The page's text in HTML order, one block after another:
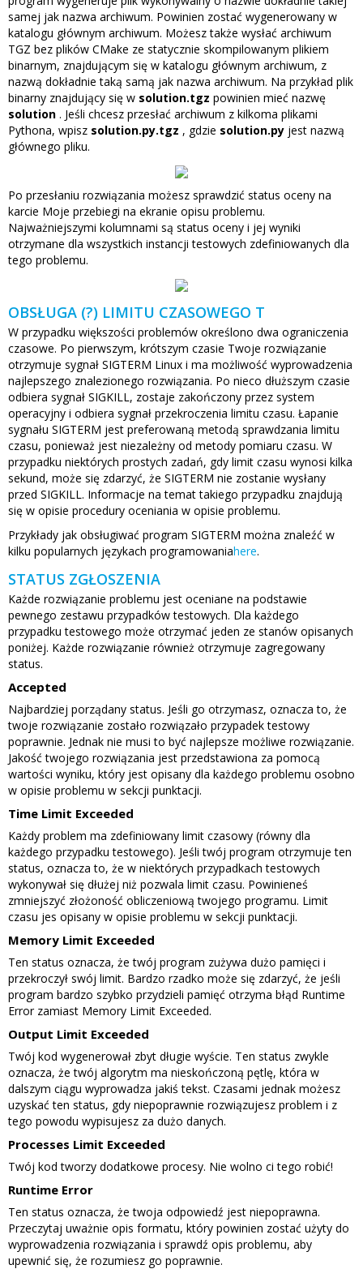
samej jak nazwa archiwum. Powinien zostać wygenerowany w
katalogu głównym archiwum. Możesz także wysłać archiwum
TGZ bez plików CMake ze statycznie skompilowanym plikiem
binarnym, znajdującym się w katalogu głównym archiwum, z
nazwą dokładnie taką samą jak nazwa archiwum. Na przykład plik
binarny znajdujący się w solution.tgz powinien mieć nazwę
solution . Jeśli chcesz przesłać archiwum z kilkoma plikami
Pythona, wpisz solution.py.tgz , gdzie solution.py jest nazwą
głównego pliku.
Po przesłaniu rozwiązania możesz sprawdzić status oceny na
karcie Moje przebiegi na ekranie opisu problemu.
Najważniejszymi kolumnami są status oceny i jej wyniki
otrzymane dla wszystkich instancji testowych zdefiniowanych dla
tego problemu.
OBSŁUGA (?) LIMITU CZASOWEGO T
W przypadku większości problemów określono dwa ograniczenia
czasowe. Po pierwszym, krótszym czasie Twoje rozwiązanie
otrzymuje sygnał SIGTERM Linux i ma możliwość wyprowadzenia
najlepszego znalezionego rozwiązania. Po nieco dłuższym czasie
odbiera sygnał SIGKILL, zostaje zakończony przez system
operacyjny i odbiera sygnał przekroczenia limitu czasu. Łapanie
sygnału SIGTERM jest preferowaną metodą sprawdzania limitu
czasu, ponieważ jest niezależny od metody pomiaru czasu. W
przypadku niektórych prostych zadań, gdy limit czasu wynosi kilka
sekund, może się zdarzyć, że SIGTERM nie zostanie wysłany
przed SIGKILL. Informacje na temat takiego przypadku znajdują
się w opisie procedury oceniania w opisie problemu.
Przykłady jak obsługiwać program SIGTERM można znaleźć w
kilku popularnych językach programowaniahere.
STATUS ZGŁOSZENIA
Każde rozwiązanie problemu jest oceniane na podstawie
pewnego zestawu przypadków testowych. Dla każdego
przypadku testowego może otrzymać jeden ze stanów opisanych
poniżej. Każde rozwiązanie również otrzymuje zagregowany
status.
Accepted
Najbardziej porządany status. Jeśli go otrzymasz, oznacza to, że
twoje rozwiązanie zostało rozwiązało przypadek testowy
poprawnie. Jednak nie musi to być najlepsze możliwe rozwiązanie.
Jakość twojego rozwiązania jest przedstawiona za pomocą
wartości wyniku, który jest opisany dla każdego problemu osobno
w opisie problemu w sekcji punktacji.
Time Limit Exceeded
Każdy problem ma zdefiniowany limit czasowy (równy dla
każdego przypadku testowego). Jeśli twój program otrzymuje ten
status, oznacza to, że w niektórych przypadkach testowych
wykonywał się dłużej niż pozwala limit czasu. Powinieneś
zmniejszyć złożoność obliczeniową twojego programu. Limit
czasu jes opisany w opisie problemu w sekcji punktacji.
Memory Limit Exceeded
Ten status oznacza, że twój program zużywa dużo pamięci i
przekroczył swój limit. Bardzo rzadko może się zdarzyć, że jeśli
program bardzo szybko przydzieli pamięć otrzyma błąd Runtime
Error zamiast Memory Limit Exceeded.
Output Limit Exceeded
Twój kod wygenerował zbyt długie wyście. Ten status zwykle
oznacza, że twój algorytm ma nieskończoną pętlę, która w
dalszym ciągu wyprowadza jakiś tekst. Czasami jednak możesz
uzyskać ten status, gdy niepoprawnie rozwiązujesz problem i z
tego powodu wypisujesz za dużo danych.
Processes Limit Exceeded
Twój kod tworzy dodatkowe procesy. Nie wolno ci tego robić!
Runtime Error
Ten status oznacza, że twoja odpowiedź jest niepoprawna.
Przeczytaj uważnie opis formatu, który powinien zostać użyty do
wyprowadzenia rozwiązania i sprawdź opis problemu, aby
upewnić się, że rozumiesz go poprawnie.